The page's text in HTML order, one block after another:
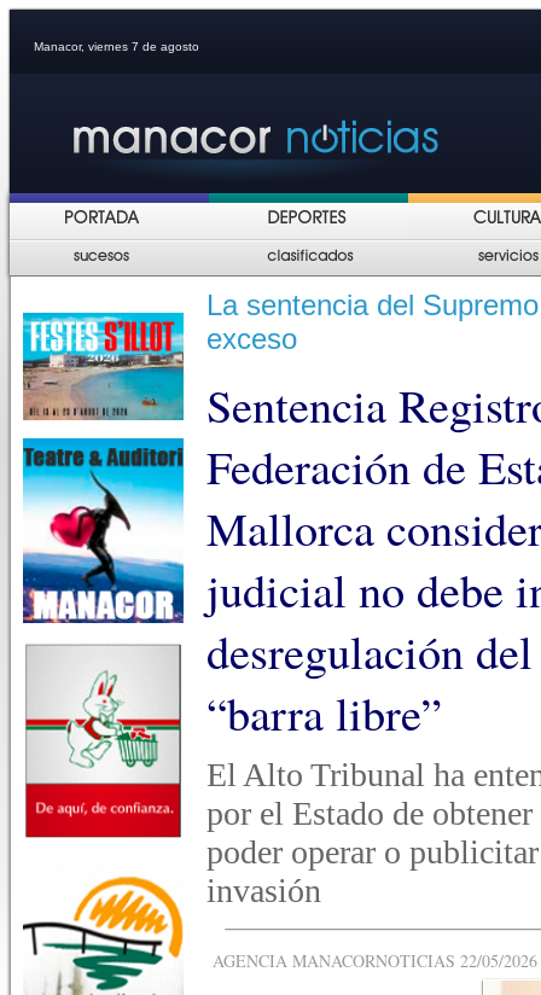
Manacor, viernes 7 de agosto
La sentencia del
exceso
Sentencia
Federación de
Mallorca
judicial no debe
desregulación
“barra libre”
El Alto Tribunal ha
por el Estado de
poder operar o
invasión
AGENCIA MANACORNOTICIAS 22/05/